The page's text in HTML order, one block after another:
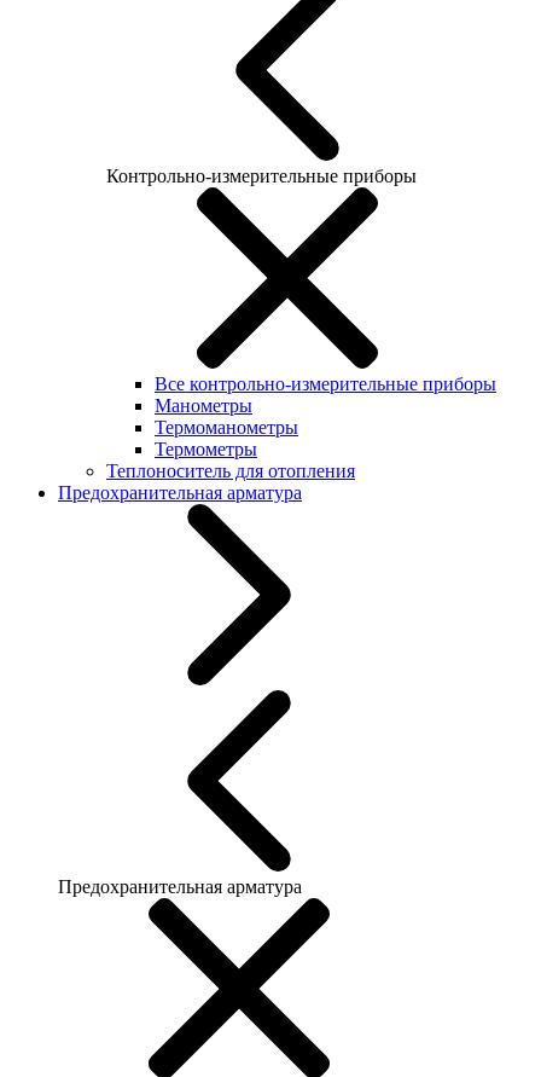
Контрольно-измерительные приборы
Все контрольно-измерительные приборы
Манометры
Термоманометры
Термометры
Теплоноситель для отопления
Предохранительная арматура
Предохранительная арматура